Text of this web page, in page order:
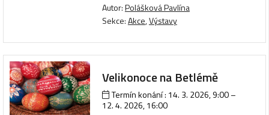
Autor:Polášková Pavlína
Sekce:Akce,Výstavy
Velikonoce na Betlémě
Termín konání : 14. 3. 2026, 9:00–
12. 4. 2026, 16:00